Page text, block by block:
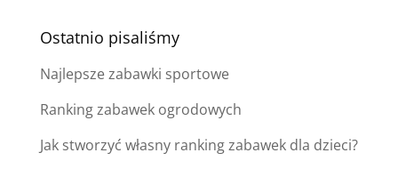
Ostatnio pisaliśmy
Najlepsze zabawki sportowe
Ranking zabawek ogrodowych
Jak stworzyć własny ranking zabawek dla dzieci?